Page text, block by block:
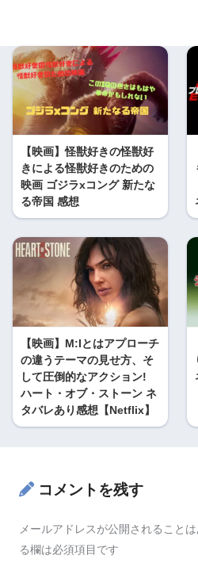
【映画】怪獣好きの怪獣好
きによる怪獣好きのための
映画 ゴジラxコング 新たな
る帝国 感想
【映画】M:Iとはアプローチ
の違うテーマの見せ方、そ
して圧倒的なアクション!
ハート・オブ・ストーン ネ
タバレあり感想【Netflix】
コメントを残す
メールアドレスが公開されることは
る欄は必須項目です